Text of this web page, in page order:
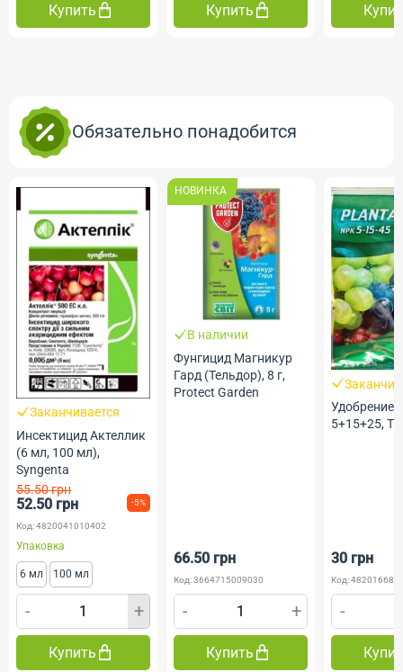
Купить Купить
Обязательно понадобится
Заканчивается
Инсектицид Актеллик
(6 мл, 100 мл),
Syngenta
55.50 грн
52.50 грн -5%
Код: 4820041010402
Упаковка
6 мл 100 мл
- +
Купить
НОВИНКА
В наличии
Фунгицид Магникур
Гард (Тельдор), 8 г,
Protect Garden
66.50 грн
Код: 3664715009030
- +
Купить
Удобрение
5+15+25,
30 грн
Код:
-